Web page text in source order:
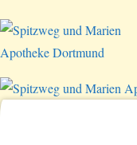
Spitzweg und
Dortmund